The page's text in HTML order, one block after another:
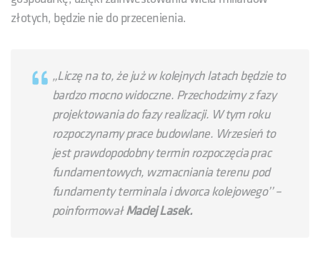
złotych, będzie nie do przecenienia.
„Liczę na to, że już w kolejnych latach będzie to
bardzo mocno widoczne. Przechodzimy z fazy
projektowania do fazy realizacji. W tym roku
rozpoczynamy prace budowlane. Wrzesień to
jest prawdopodobny termin rozpoczęcia prac
fundamentowych, wzmacniania terenu pod
fundamenty terminala i dworca kolejowego’’ –
poinformowałMaciej Lasek.